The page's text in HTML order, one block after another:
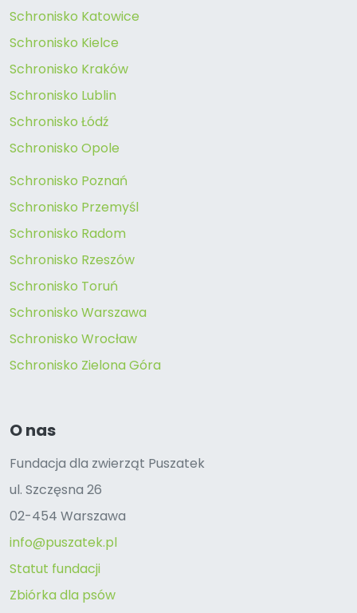
Schronisko Katowice
Schronisko Kielce
Schronisko Kraków
Schronisko Lublin
Schronisko Łódź
Schronisko Opole
Schronisko Poznań
Schronisko Przemyśl
Schronisko Radom
Schronisko Rzeszów
Schronisko Toruń
Schronisko Warszawa
Schronisko Wrocław
Schronisko Zielona Góra
O nas
Fundacja dla zwierząt Puszatek
ul. Szczęsna 26
02-454 Warszawa
info@puszatek.pl
Statut fundacji
Zbiórka dla psów